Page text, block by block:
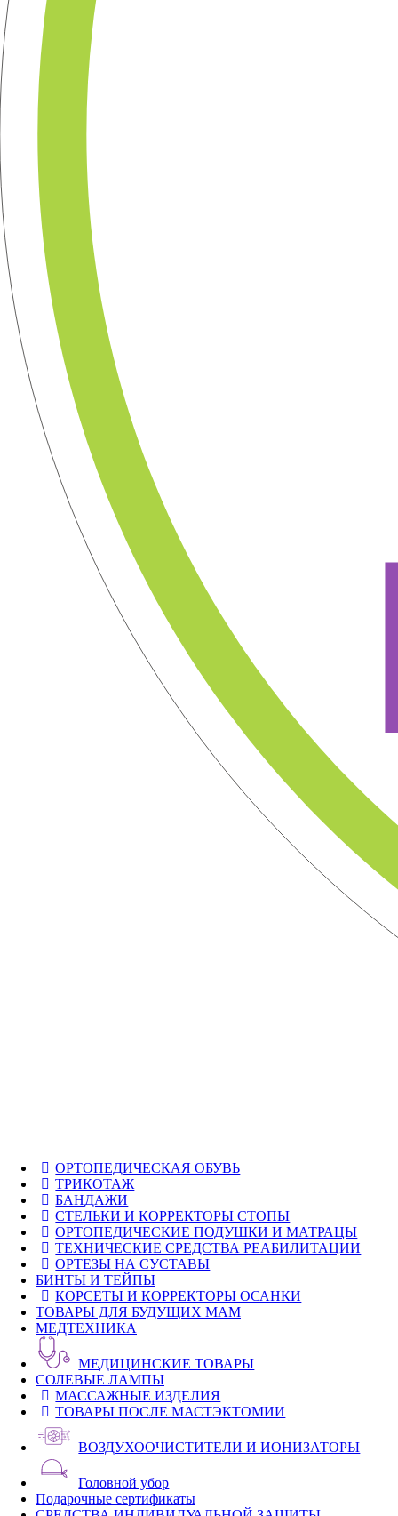
ОРТОПЕДИЧЕСКАЯ ОБУВЬ
ТРИКОТАЖ
БАНДАЖИ
СТЕЛЬКИ И КОРРЕКТОРЫ СТОПЫ
ОРТОПЕДИЧЕСКИЕ ПОДУШКИ И МАТРАЦЫ
ТЕХНИЧЕСКИЕ СРЕДСТВА РЕАБИЛИТАЦИИ
ОРТЕЗЫ НА СУСТАВЫ
БИНТЫ И ТЕЙПЫ
КОРСЕТЫ И КОРРЕКТОРЫ ОСАНКИ
ТОВАРЫ ДЛЯ БУДУЩИХ МАМ
МЕДТЕХНИКА
МЕДИЦИНСКИЕ ТОВАРЫ
СОЛЕВЫЕ ЛАМПЫ
МАССАЖНЫЕ ИЗДЕЛИЯ
ТОВАРЫ ПОСЛЕ МАСТЭКТОМИИ
ВОЗДУХООЧИСТИТЕЛИ И ИОНИЗАТОРЫ
Головной убор
Подарочные сертификаты